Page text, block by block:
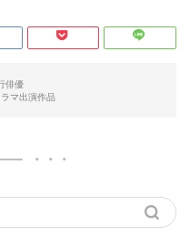
俳優
マ出演作品